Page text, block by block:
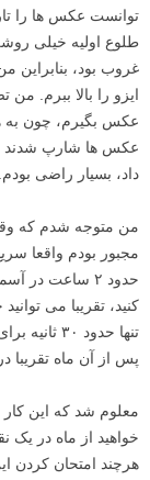
طلوع اولیه خیلی
غروب بود، بنابراین
عکس بگیرم، چون به
عکس ها شارپ شدند و
داد، بسیار راضی بودم.
من متوجه شدم که
مجبور بودم واقعا
کنید، تقریبا می
تنها
پس از آن ماه تقریبا
معلوم شد که این
خواهید از ماه در یک
هرچند امتحان کردن